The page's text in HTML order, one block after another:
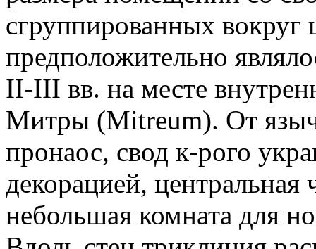
сгруппированных вокруг
предположительно
II-III вв. на месте
Митры (Mitreum). От
пронаос, свод к-рого
декорацией,
небольшая комната для